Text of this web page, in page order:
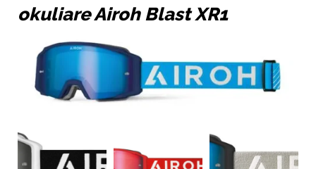
okuliare Airoh Blast XR1